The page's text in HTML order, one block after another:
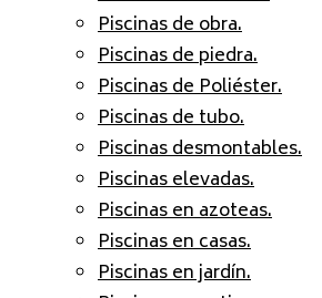
Piscinas de obra.
Piscinas de piedra.
Piscinas de Poliéster.
Piscinas de tubo.
Piscinas desmontables.
Piscinas elevadas.
Piscinas en azoteas.
Piscinas en casas.
Piscinas en jardín.